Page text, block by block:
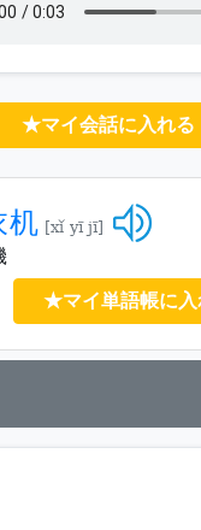
★マイ会話に入れる
机 [xǐ yī jī]
★マイ単語帳に入